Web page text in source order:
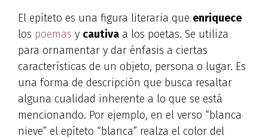
El epíteto es una figura literaria que enriquece
los poemas y cautiva a los poetas. Se utiliza
para ornamentar y dar énfasis a ciertas
características de un objeto, persona o lugar. Es
una forma de descripción que busca resaltar
alguna cualidad inherente a lo que se está
mencionando. Por ejemplo, en el verso “blanca
nieve” el epíteto “blanca” realza el color del